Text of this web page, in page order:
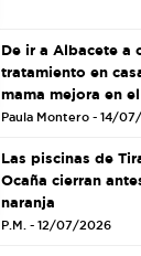
De ir a Albacete a
tratamiento en
mama mejora en el
Paula Montero - 14/
Las piscinas de
Ocaña cierran
naranja
P.M. - 12/07/2026